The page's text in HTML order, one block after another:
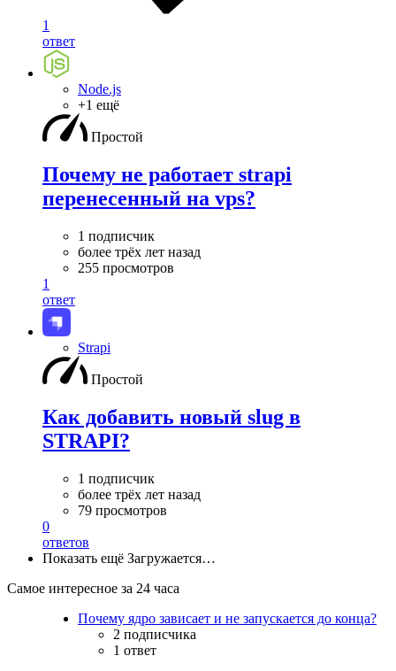
1
ответ
Node.js
+1 ещё
Простой
Почему не работает strapi
перенесенный на vps?
1 подписчик
более трёх лет назад
255 просмотров
1
ответ
Strapi
Простой
Как добавить новый slug в
STRAPI?
1 подписчик
более трёх лет назад
79 просмотров
0
ответов
Показать ещё Загружается…
Самое интересное за 24 часа
Почему ядро зависает и не запускается до конца?
2 подписчика
1 ответ